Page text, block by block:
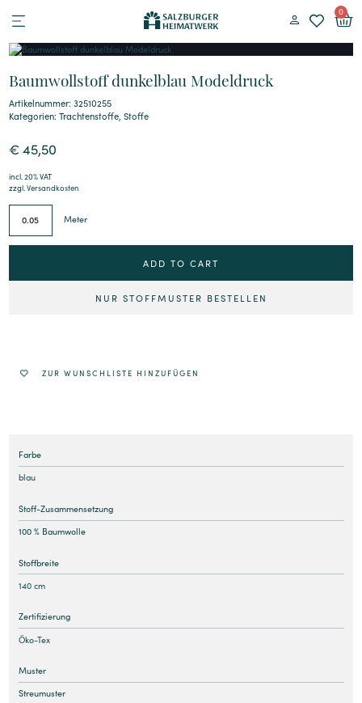
0
Baumwollstoff dunkelblau Modeldruck
Artikelnummer: 32510255
Kategorien:Trachtenstoffe,Stoffe
€ 45,50
incl. 20% VAT
zzgl.Versandkosten
Meter
ADD TO CART
NUR STOFFMUSTER BESTELLEN
ZUR WUNSCHLISTE HINZUFÜGEN
Farbe
blau
Stoff-Zusammensetzung
100 % Baumwolle
Stoffbreite
140 cm
Zertifizierung
Öko-Tex
Muster
Streumuster